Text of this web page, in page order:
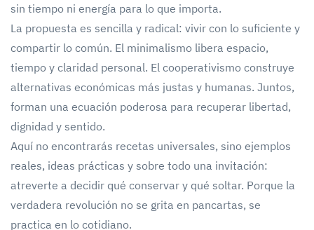
sin tiempo ni energía para lo que importa.
La propuesta es sencilla y radical: vivir con lo suficiente y
compartir lo común. El minimalismo libera espacio,
tiempo y claridad personal. El cooperativismo construye
alternativas económicas más justas y humanas. Juntos,
forman una ecuación poderosa para recuperar libertad,
dignidad y sentido.
Aquí no encontrarás recetas universales, sino ejemplos
reales, ideas prácticas y sobre todo una invitación:
atreverte a decidir qué conservar y qué soltar. Porque la
verdadera revolución no se grita en pancartas, se
practica en lo cotidiano.